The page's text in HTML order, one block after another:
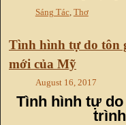
Sáng Tác, Thơ
Tình hình tự do tôn
mới của Mỹ
August 16, 2017
Tình hình tự